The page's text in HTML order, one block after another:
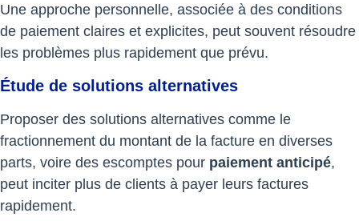
Une approche personnelle, associée à des conditions
de paiement claires et explicites, peut souvent résoudre
les problèmes plus rapidement que prévu.
Étude de solutions alternatives
Proposer des solutions alternatives comme le
fractionnement du montant de la facture en diverses
parts, voire des escomptes pour paiement anticipé,
peut inciter plus de clients à payer leurs factures
rapidement.